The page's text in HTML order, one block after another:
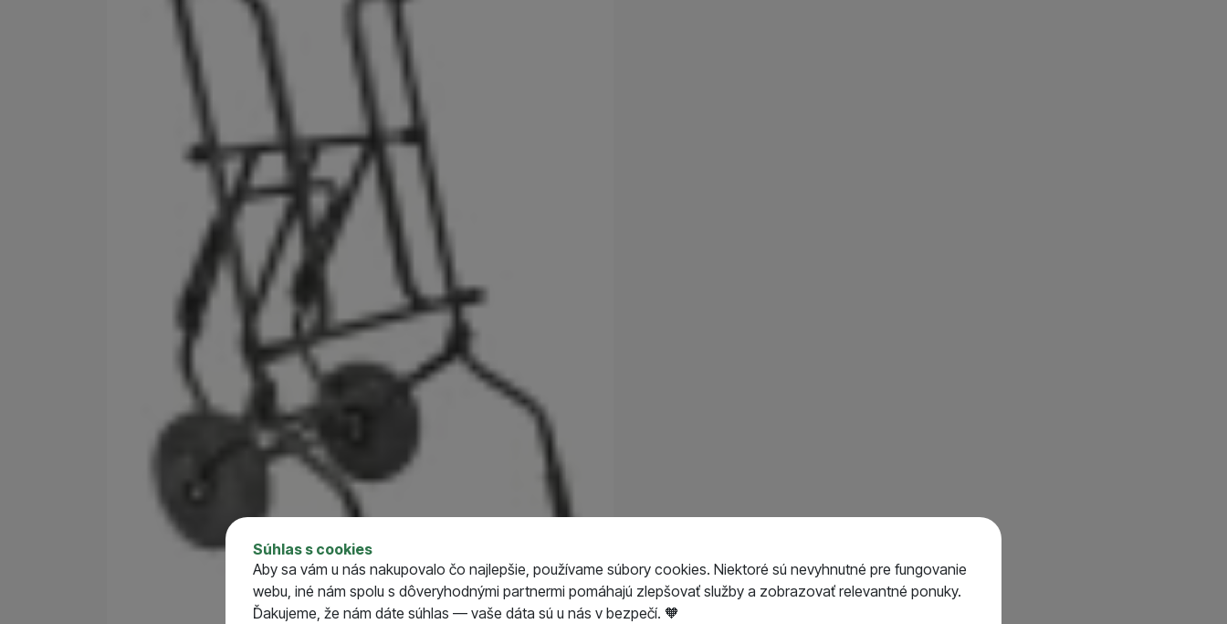
Súhlas s cookies
Aby sa vám u nás nakupovalo čo najlepšie, používame súbory cookies. Niektoré sú nevyhnutné pre fungovanie
webu, iné nám spolu s dôveryhodnými partnermi pomáhajú zlepšovať služby a zobrazovať relevantné ponuky.
Ďakujeme, že nám dáte súhlas — vaše dáta sú u nás v bezpečí. 🧡
Parametre
Dľžka (cm)
118
Šírka (cm)
Výška (cm)
30